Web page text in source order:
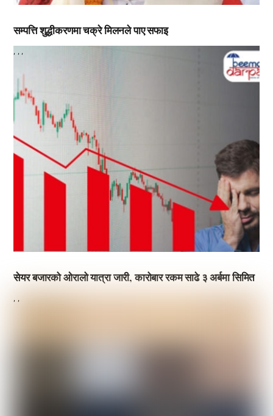
सम्पत्ति शुद्धीकरणमा चक्रे मिलनले पाए सफाइ
, , ,
सेयर बजारको ओरालो यात्रा जारी, कारोबार रकम साढे ३ अर्बमा सिमित
, ,